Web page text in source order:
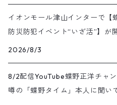
イオンモール津山インターで【
防災防犯イベント“いざ活”】が
2026/8/3
8/2配信YouTube蝶野正洋チャ
噂の「蝶野タイム」本人に聞い